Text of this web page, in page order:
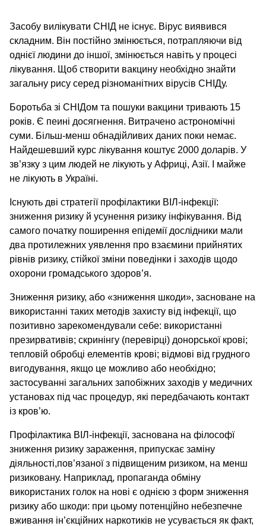
Засобу вилікувати СНІД не існує. Вірус виявився
складним. Він постійно змінюється, потрапляючи від
однієї людини до іншої, змінюється навіть у процесі
лікування. Щоб створити вакцину необхідно знайти
загальну рису серед різноманітних вірусів СНІДу.
Боротьба зі СНІДом та пошуки вакцини тривають 15
років. Є пеині досягнення. Витрачено астрономічні
суми. Більш-менш обнадійливих даних поки немає.
Найдешевший курс лікування коштує 2000 доларів. У
зв’язку з цим людей не лікують у Африці, Азії. І майже
не лікують в Україні.
Існують дві стратегії профілактики ВІЛ-інфекції:
зниження ризику й усунення ризику інфікування. Від
самого початку поширення епідемії дослідники мали
два протилежних уявлення про взаємини прийнятих
рівнів ризику, стійкої зміни поведінки і заходів щодо
охорони громадського здоров’я.
Зниження ризику, або «зниження шкоди», засноване на
використанні таких методів захисту від інфекції, що
позитивно зарекомендували себе: використанні
презирвативів; скринінгу (перевірці) донорської крові;
тепловій обробці елементів крові; відмові від грудного
вигодування, якщо це можливо або необхідно;
застосуванні загальних запобіжних заходів у медичних
установах під час процедур, які передбачають контакт
із кров’ю.
Профілактика ВІЛ-інфекції, заснована на філософї
зниження ризику зараження, припускає заміну
діяльності,пов’язаної з підвищеним ризиком, на менш
ризиковану. Наприклад, пропаганда обміну
використаних голок на нові є однією з форм зниження
ризику або шкоди: при цьому потенційно небезпечне
вживання ін’єкційних наркотиків не усувається як факт,